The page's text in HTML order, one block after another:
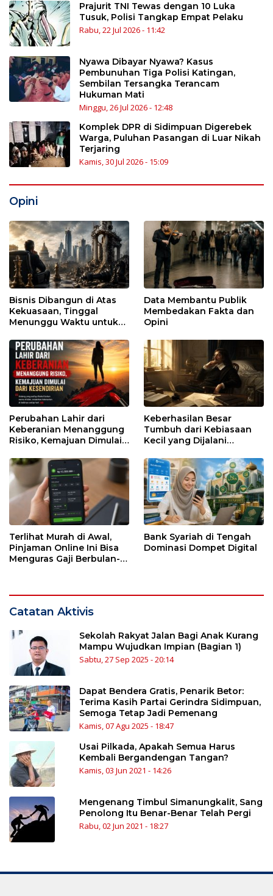
Prajurit TNI Tewas dengan 10 Luka
Tusuk, Polisi Tangkap Empat Pelaku
Rabu, 22 Jul 2026 - 11:42
Nyawa Dibayar Nyawa? Kasus
Pembunuhan Tiga Polisi Katingan,
Sembilan Tersangka Terancam
Hukuman Mati
Minggu, 26 Jul 2026 - 12:48
Komplek DPR di Sidimpuan Digerebek
Warga, Puluhan Pasangan di Luar Nikah
Terjaring
Kamis, 30 Jul 2026 - 15:09
Opini
Bisnis Dibangun di Atas
Kekuasaan, Tinggal
Menunggu Waktu untuk
Data Membantu Publik
Membedakan Fakta dan
Opini
Perubahan Lahir dari
Keberanian Menanggung
Risiko, Kemajuan Dimulai
Keberhasilan Besar
Tumbuh dari Kebiasaan
Kecil yang Dijalani
Terlihat Murah di Awal,
Pinjaman Online Ini Bisa
Menguras Gaji Berbulan-
Bank Syariah di Tengah
Dominasi Dompet Digital
Catatan Aktivis
Sekolah Rakyat Jalan Bagi Anak Kurang
Mampu Wujudkan Impian (Bagian 1)
Sabtu, 27 Sep 2025 - 20:14
Dapat Bendera Gratis, Penarik Betor:
Terima Kasih Partai Gerindra Sidimpuan,
Semoga Tetap Jadi Pemenang
Kamis, 07 Agu 2025 - 18:47
Usai Pilkada, Apakah Semua Harus
Kembali Bergandengan Tangan?
Kamis, 03 Jun 2021 - 14:26
Mengenang Timbul Simanungkalit, Sang
Penolong Itu Benar-Benar Telah Pergi
Rabu, 02 Jun 2021 - 18:27